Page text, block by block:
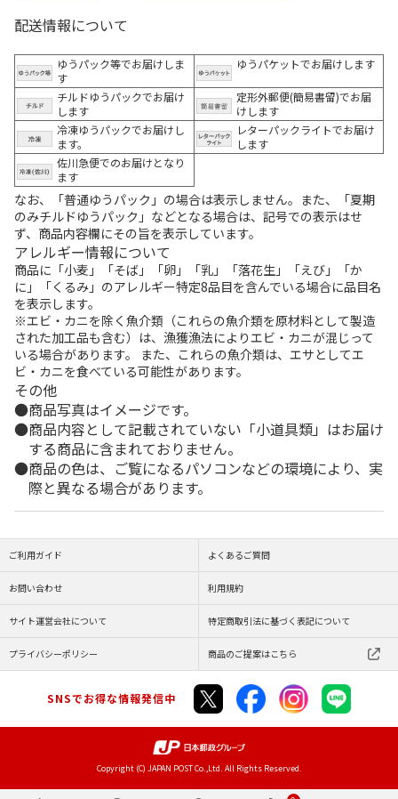
配送情報について
ゆうパック等でお届けしま
す
ゆうパケットでお届けします
チルドゆうパックでお届け
します
定形外郵便(簡易書留)でお届
けします
冷凍ゆうパックでお届けし
ます。
レターパックライトでお届け
します
佐川急便でのお届けとなり
ます
なお、「普通ゆうパック」の場合は表示しません。また、「夏期
のみチルドゆうパック」などとなる場合は、記号での表示はせ
ず、商品内容欄にその旨を表示しています。
アレルギー情報について
商品に「小麦」「そば」「卵」「乳」「落花生」「えび」「か
に」「くるみ」のアレルギー特定8品目を含んでいる場合に品目名
を表示します。
※エビ・カニを除く魚介類（これらの魚介類を原材料として製造
された加工品も含む）は、漁獲漁法によりエビ・カニが混じって
いる場合があります。 また、これらの魚介類は、エサとしてエ
ビ・カニを食べている可能性があります。
その他
商品写真はイメージです。
商品内容として記載されていない「小道具類」はお届け
する商品に含まれておりません。
商品の色は、ご覧になるパソコンなどの環境により、実
際と異なる場合があります。
ご利用ガイド よくあるご質問
お問い合わせ 利用規約
サイト運営会社について 特定商取引法に基づく表記について
プライバシーポリシー 商品のご提案はこちら
SNSでお得な情報発信中
Copyright (C) JAPAN POST Co.,Ltd. All Rights Reserved.